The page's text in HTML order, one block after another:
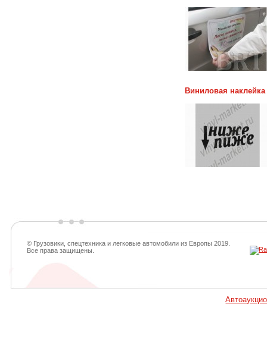
Виниловая
© Грузовики, спецтехника и легковые автомобили из Европы 2019.
Все права защищены.